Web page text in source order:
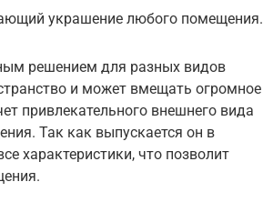
украшение любого помещения.
решением для разных видов
и может вмещать огромное
привлекательного внешнего вида
Так как выпускается он в
характеристики, что позволит